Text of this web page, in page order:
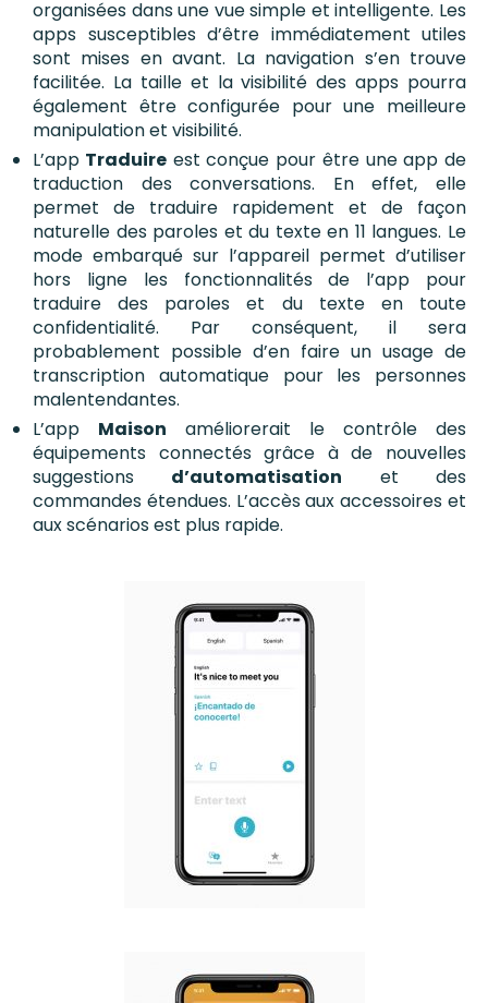
organisées dans une vue simple et intelligente. Les
apps susceptibles d’être immédiatement utiles
sont mises en avant. La navigation s’en trouve
facilitée. La taille et la visibilité des apps pourra
également être configurée pour une meilleure
manipulation et visibilité.
L’app Traduireest conçue pour être une app de
traduction des conversations. En effet, elle
permet de traduire rapidement et de façon
naturelle des paroles et du texte en 11 langues. Le
mode embarqué sur l’appareil permet d’utiliser
hors ligne les fonctionnalités de l’app pour
traduire des paroles et du texte en toute
confidentialité. Par conséquent, il sera
probablement possible d’en faire un usage de
transcription automatique pour les personnes
malentendantes.
L’app Maison améliorerait le contrôle des
équipements connectés grâce à de nouvelles
suggestions d’automatisation et des
commandes étendues. L’accès aux accessoires et
aux scénarios est plus rapide.